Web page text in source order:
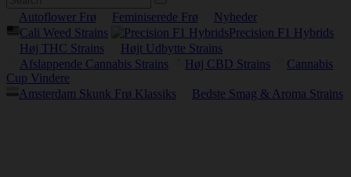
Autoflower Frø Feminiserede Frø
Nyheder
Cali Weed Strains
Precision F1 Hybrids
Høj THC Strains
Højt Udbytte Strains
Afslappende Cannabis Strains
Høj CBD Strains
Cannabis
Cup Vindere
Amsterdam Skunk Frø Klassiks
Bedste Smag & Aroma Strains